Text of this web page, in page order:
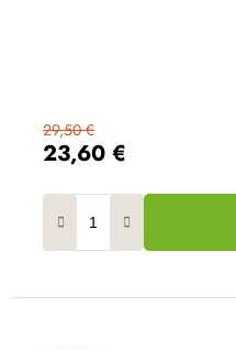
23,60 €
29,50 €